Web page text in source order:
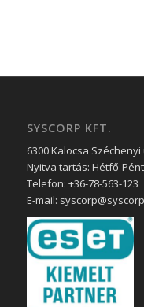
SYSCORP KFT.
6300 Kalocsa Széchenyi
Nyitva tartás: Hétfő-
Telefon: +36-78-563-123
E-mail: